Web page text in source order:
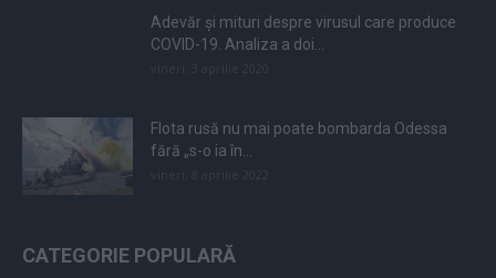
Adevăr și mituri despre virusul care produce
COVID-19. Analiza a doi...
Flota rusă nu mai poate bombarda Odessa
fără „s-o ia în...
CATEGORIE POPULARĂ